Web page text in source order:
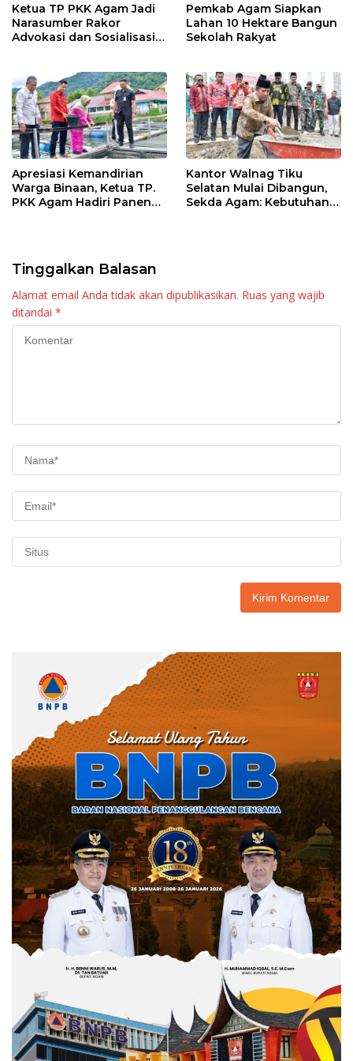
Ketua TP PKK Agam Jadi
Narasumber Rakor
Advokasi dan Sosialisasi
Pemkab Agam Siapkan
Lahan 10 Hektare Bangun
Sekolah Rakyat
Apresiasi Kemandirian
Warga Binaan, Ketua TP.
PKK Agam Hadiri Panen
Kantor Walnag Tiku
Selatan Mulai Dibangun,
Sekda Agam: Kebutuhan
Tinggalkan Balasan
Alamat email Anda tidak akan dipublikasikan. Ruas yang wajib
ditandai *